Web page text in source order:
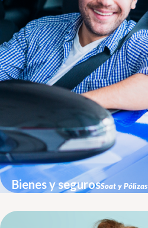
Bienes y segurosSoat y Pólizas